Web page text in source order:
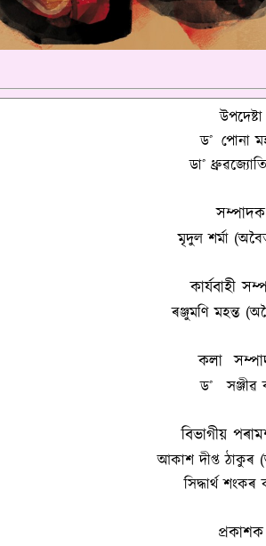
উপদেষ্টা
ড˚ পোনা
ডা˚
সম্পাদক
মৃদুল শৰ্মা
কাৰ্যবাহী
ৰঞ্জুমণি মহন্ত
কলা
ড˚ সঞ্জীৱ
বিভাগীয়
আকাশ দীপ্ত ঠাকুৰ
সিদ্ধাৰ্থ শংকৰ
প্ৰকাশক